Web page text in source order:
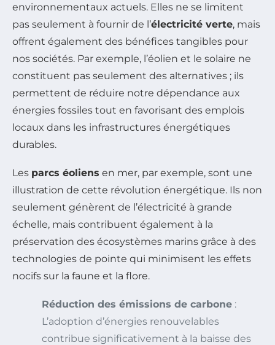
environnementaux actuels. Elles ne se limitent
pas seulement à fournir de l’électricité verte, mais
offrent également des bénéfices tangibles pour
nos sociétés. Par exemple, l’éolien et le solaire ne
constituent pas seulement des alternatives ; ils
permettent de réduire notre dépendance aux
énergies fossiles tout en favorisant des emplois
locaux dans les infrastructures énergétiques
durables.
Les parcs éoliens en mer, par exemple, sont une
illustration de cette révolution énergétique. Ils non
seulement génèrent de l’électricité à grande
échelle, mais contribuent également à la
préservation des écosystèmes marins grâce à des
technologies de pointe qui minimisent les effets
nocifs sur la faune et la flore.
Réduction des émissions de carbone :
L’adoption d’énergies renouvelables
contribue significativement à la baisse des